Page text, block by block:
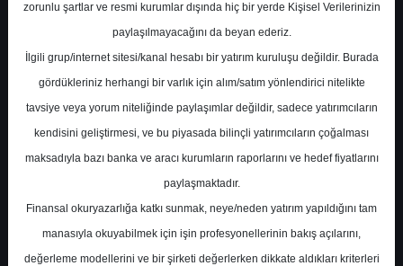
1
colendi-haftalik-model-
portfoy-40229
İlgili
Dosyayı İndir
zorunlu şartlar ve resmi kurumlar dışında hiç bir yerde Kişisel Verilerinizin
paylaşılmayacağını da beyan ederiz.
İlgili grup/internet sitesi/kanal hesabı bir yatırım kuruluşu değildir. Burada
gördükleriniz herhangi bir varlık için alım/satım yönlendirici nitelikte
tavsiye veya yorum niteliğinde paylaşımlar değildir, sadece yatırımcıların
kendisini geliştirmesi, ve bu piyasada bilinçli yatırımcıların çoğalması
maksadıyla bazı banka ve aracı kurumların raporlarını ve hedef fiyatlarını
paylaşmaktadır.
Finansal okuryazarlığa katkı sunmak, neye/neden yatırım yapıldığını tam
manasıyla okuyabilmek için işin profesyonellerinin bakış açılarını,
değerleme modellerini ve bir şirketi değerlerken dikkate aldıkları kriterleri